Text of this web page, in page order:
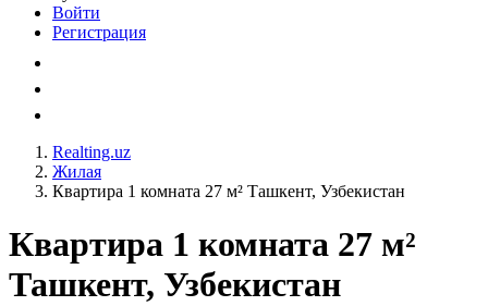
Войти
Регистрация
Realting.uz
Жилая
Квартира 1 комната 27 м² Ташкент, Узбекистан
Квартира 1 комната 27 м²
Ташкент, Узбекистан